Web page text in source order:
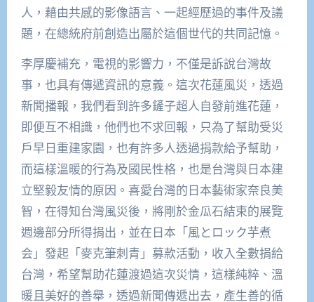
人，藉由共感的影像語言、一起經歷過的事件及議
題，在總統府前創造出屬於這個世代的共同記憶。
李厚慶補充，電視的影響力，不僅是訴說台灣故
事，也具有傳遞資訊的意義。這次花蓮風災，透過
新聞播報，我們看到許多鏟子超人自發前進花蓮，
即便互不相識，他們也不求回報，只為了幫助受災
戶早日重建家園，也有許多人透過捐款給予幫助，
而這樣溫暖的行為及國民性格，也是台灣與日本建
立堅毅友情的原因。喜愛台灣的日本藝術家奈良美
智，在得知台灣風災後，將剛於金瓜石結束的展覽
週邊部分所得捐出，並在日本「風とロック芋煮
会」發起「麥克筆刺青」募款活動，收入全數捐給
台灣，希望幫助花蓮渡過這次災情，這樣純粹、溫
暖且美好的善舉，透過新聞傳遞出去，產生善的循